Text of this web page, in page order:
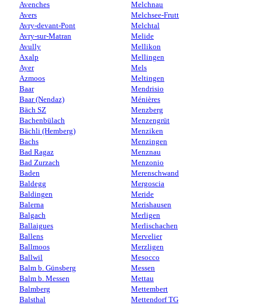
Avenches
Avers
Avry-devant-Pont
Avry-sur-Matran
Avully
Axalp
Ayer
Azmoos
Baar
Baar (Nendaz)
Bäch SZ
Bachenbülach
Bächli (Hemberg)
Bachs
Bad Ragaz
Bad Zurzach
Baden
Baldegg
Baldingen
Balerna
Balgach
Ballaigues
Ballens
Ballmoos
Ballwil
Balm b. Günsberg
Balm b. Messen
Balmberg
Balsthal
Melchnau
Melchsee-Frutt
Melchtal
Melide
Mellikon
Mellingen
Mels
Meltingen
Mendrisio
Ménières
Menzberg
Menzengrüt
Menziken
Menzingen
Menznau
Menzonio
Merenschwand
Mergoscia
Meride
Merishausen
Merligen
Merlischachen
Mervelier
Merzligen
Mesocco
Messen
Mettau
Mettembert
Mettendorf TG